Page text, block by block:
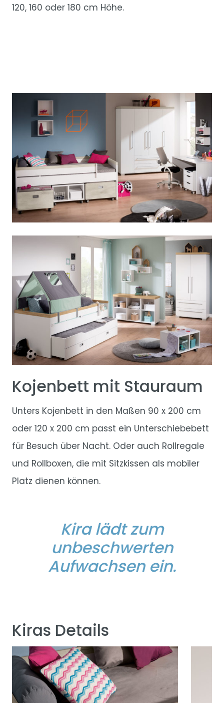
120, 160 oder 180 cm Höhe.
Kojenbett mit Stauraum
Unters Kojenbett in den Maßen 90 x 200 cm
oder 120 x 200 cm passt ein Unterschiebebett
für Besuch über Nacht. Oder auch Rollregale
und Rollboxen, die mit Sitzkissen als mobiler
Platz dienen können.
Kira lädt zum
unbeschwerten
Aufwachsen ein.
Kiras Details